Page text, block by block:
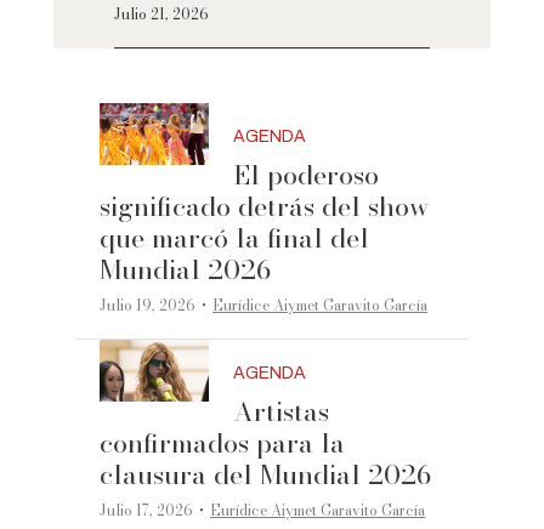
Julio 21, 2026
AGENDA
El poderoso
significado detrás del show
que marcó la final del
Mundial 2026
Julio 19, 2026 ·Eurídice Aiymet Garavito García
AGENDA
Artistas
confirmados para la
clausura del Mundial 2026
Julio 17, 2026 ·Eurídice Aiymet Garavito García